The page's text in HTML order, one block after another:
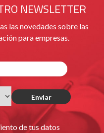
NEWSLETTER
las novedades sobre las
para empresas.
de tus datos